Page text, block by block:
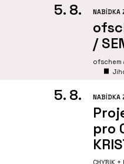
5. 8. NABÍDKA
/
ofschem
5. 8. NABÍDKA
pro
CHYBIK +